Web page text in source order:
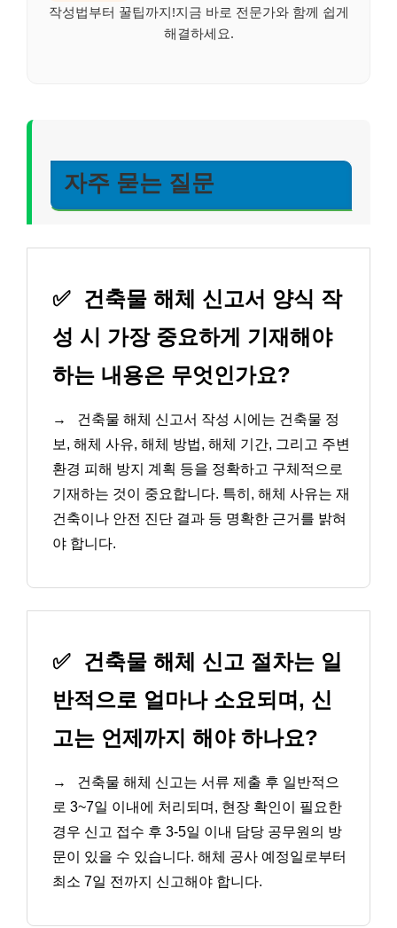
작성법부터 꿀팁까지!지금 바로 전문가와 함께 쉽게
해결하세요.
자주 묻는 질문
✅
건축물 해체 신고서 양식 작
성 시 가장 중요하게 기재해야
하는 내용은 무엇인가요?
→
건축물 해체 신고서 작성 시에는 건축물 정
보, 해체 사유, 해체 방법, 해체 기간, 그리고 주변
환경 피해 방지 계획 등을 정확하고 구체적으로
기재하는 것이 중요합니다. 특히, 해체 사유는 재
건축이나 안전 진단 결과 등 명확한 근거를 밝혀
야 합니다.
✅
건축물 해체 신고 절차는 일
반적으로 얼마나 소요되며, 신
고는 언제까지 해야 하나요?
→
건축물 해체 신고는 서류 제출 후 일반적으
로 3~7일 이내에 처리되며, 현장 확인이 필요한
경우 신고 접수 후 3-5일 이내 담당 공무원의 방
문이 있을 수 있습니다. 해체 공사 예정일로부터
최소 7일 전까지 신고해야 합니다.